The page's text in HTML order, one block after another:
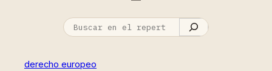
derecho europeo